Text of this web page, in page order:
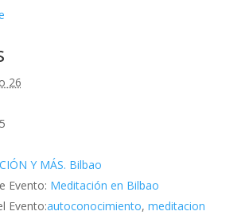
26
Y MÁS. Bilbao
Evento: Meditación en Bilbao
Evento:autoconocimiento, meditacion